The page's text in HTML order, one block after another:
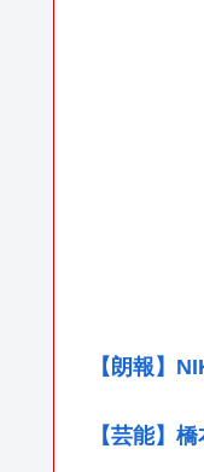
【朗報】
【芸能】